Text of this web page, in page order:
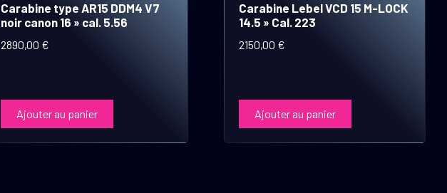
Carabine type AR15 DDM4 V7
noir canon 16 » cal. 5.56
2890,00 €
Ajouter au panier
Carabine Lebel VCD 15 M-LOCK
14.5 » Cal. 223
2150,00 €
Ajouter au panier